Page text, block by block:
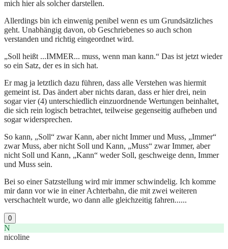
mich hier als solcher darstellen.
Allerdings bin ich einwenig penibel wenn es um Grundsätzliches
geht. Unabhängig davon, ob Geschriebenes so auch schon
verstanden und richtig eingeordnet wird.
„Soll heißt ...IMMER... muss, wenn man kann.“ Das ist jetzt wieder
so ein Satz, der es in sich hat.
Er mag ja letztlich dazu führen, dass alle Verstehen was hiermit
gemeint ist. Das ändert aber nichts daran, dass er hier drei, nein
sogar vier (4) unterschiedlich einzuordnende Wertungen beinhaltet,
die sich rein logisch betrachtet, teilweise gegenseitig aufheben und
sogar widersprechen.
So kann, „Soll“ zwar Kann, aber nicht Immer und Muss, „Immer“
zwar Muss, aber nicht Soll und Kann, „Muss“ zwar Immer, aber
nicht Soll und Kann, „Kann“ weder Soll, geschweige denn, Immer
und Muss sein.
Bei so einer Satzstellung wird mir immer schwindelig. Ich komme
mir dann vor wie in einer Achterbahn, die mit zwei weiteren
verschachtelt wurde, wo dann alle gleichzeitig fahren......
0
N
nicoline